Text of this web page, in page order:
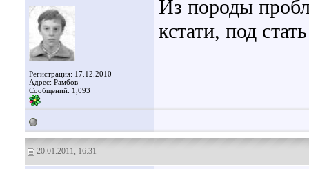
Регистрация: 17.12.2010
Адрес: Рамбов
Сообщений: 1,093
Из породы
кстати, под
20.01.2011, 16:31